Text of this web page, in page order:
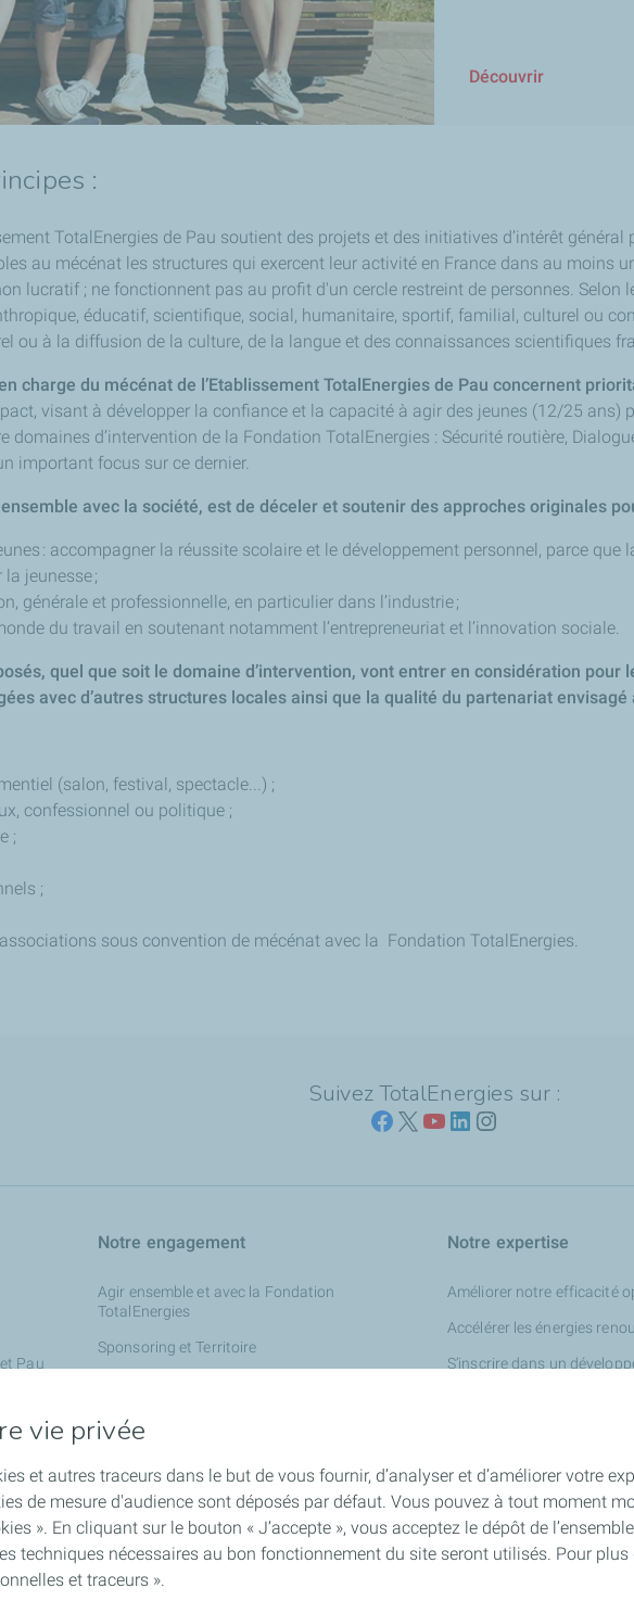
Découvrir
:
TotalEnergies de Pau soutient des projets et des initiatives d’intérêt
au mécénat les structures qui exercent leur activité en France dans au moins
lucratif ; ne fonctionnent pas au profit d'un cercle restreint de personnes.
éducatif, scientifique, social, humanitaire, sportif, familial, culturel ou
ou à la diffusion de la culture, de la langue et des connaissances scientifiques
charge du mécénat de l’Etablissement TotalEnergies de Pau concernent
visant à développer la confiance et la capacité à agir des jeunes (12/25 ans)
domaines d’intervention de la Fondation TotalEnergies : Sécurité routière,
important focus sur ce dernier.
avec la société, est de déceler et soutenir des approches originales
: accompagner la réussite scolaire et le développement personnel, parce
jeunesse ;
générale et professionnelle, en particulier dans l’industrie ;
du travail en soutenant notamment l’entrepreneuriat et l’innovation sociale.
quel que soit le domaine d’intervention, vont entrer en considération pour
avec d’autres structures locales ainsi que la qualité du partenariat
(salon, festival, spectacle...) ;
confessionnel ou politique ;
;
;
sous convention de mécénat avec la Fondation TotalEnergies.
Suivez TotalEnergies sur :
Pau
Notre engagement
Agir ensemble et avec la Fondation
TotalEnergies
Sponsoring et Territoire
Nouer des partenariats locaux
Notre expertise
Améliorer notre efficacité
Accélérer les énergies
S’inscrire dans un
vie privée
et autres traceurs dans le but de vous fournir, d’analyser et d’améliorer votre
de mesure d'audience sont déposés par défaut. Vous pouvez à tout moment
». En cliquant sur le bouton « J’accepte », vous acceptez le dépôt de
techniques nécessaires au bon fonctionnement du site seront utilisés. Pour
et traceurs ».